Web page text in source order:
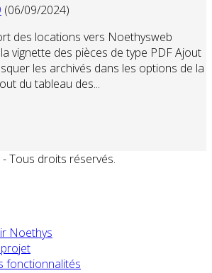
(06/09/2024)
des locations vers Noethysweb
vignette des pièces de type PDF Ajout
les archivés dans les options de la
du tableau des...
Tous droits réservés.
Noethys
fonctionnalités